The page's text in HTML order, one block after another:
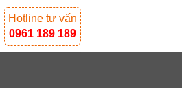
Hotline tư vấn
0961 189 189